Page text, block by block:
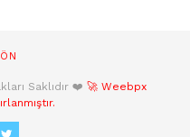
Saklıdır ❤️ 🚀 Weebpx